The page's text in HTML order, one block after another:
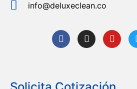
info@deluxeclean.co